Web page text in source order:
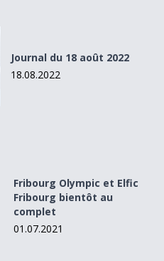
Journal du 18 août 2022
18.08.2022
bientôt au complet
Fribourg Olympic et Elfic
Fribourg bientôt au
complet
01.07.2021